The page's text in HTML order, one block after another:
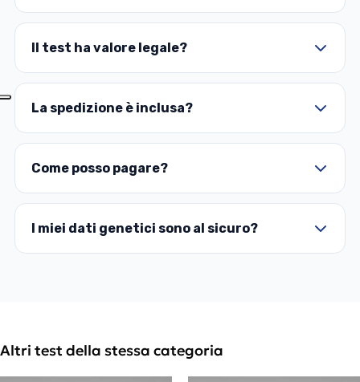
Il test ha valore legale?
La spedizione è inclusa?
Come posso pagare?
I miei dati genetici sono al sicuro?
Altri test della stessa categoria